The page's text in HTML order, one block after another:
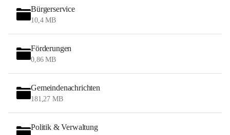
Bürgerservice
10,4 MB
Förderungen
0,86 MB
Gemeindenachrichten
181,27 MB
Politik & Verwaltung